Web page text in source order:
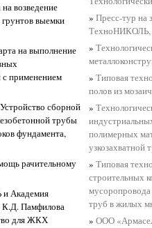
возведение
выемки
на выполнение
применением
сборной
трубы
фундамента,
рачительному
Академия
К.Д. Памфилова
для ЖКХ
»Пресс-тур
ТехноНИКОЛЬ,
»
»Типовая
полов из
»
полимерных
узкозахватной
»Типовая
строительных
труб в жилых
»ООО